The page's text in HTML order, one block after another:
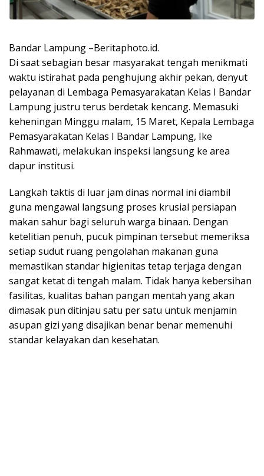
Bandar Lampung –Beritaphoto.id.
Di saat sebagian besar masyarakat tengah menikmati
waktu istirahat pada penghujung akhir pekan, denyut
pelayanan di Lembaga Pemasyarakatan Kelas I Bandar
Lampung justru terus berdetak kencang. Memasuki
keheningan Minggu malam, 15 Maret, Kepala Lembaga
Pemasyarakatan Kelas I Bandar Lampung, Ike
Rahmawati, melakukan inspeksi langsung ke area
dapur institusi.
Langkah taktis di luar jam dinas normal ini diambil
guna mengawal langsung proses krusial persiapan
makan sahur bagi seluruh warga binaan. Dengan
ketelitian penuh, pucuk pimpinan tersebut memeriksa
setiap sudut ruang pengolahan makanan guna
memastikan standar higienitas tetap terjaga dengan
sangat ketat di tengah malam. Tidak hanya kebersihan
fasilitas, kualitas bahan pangan mentah yang akan
dimasak pun ditinjau satu per satu untuk menjamin
asupan gizi yang disajikan benar benar memenuhi
standar kelayakan dan kesehatan.